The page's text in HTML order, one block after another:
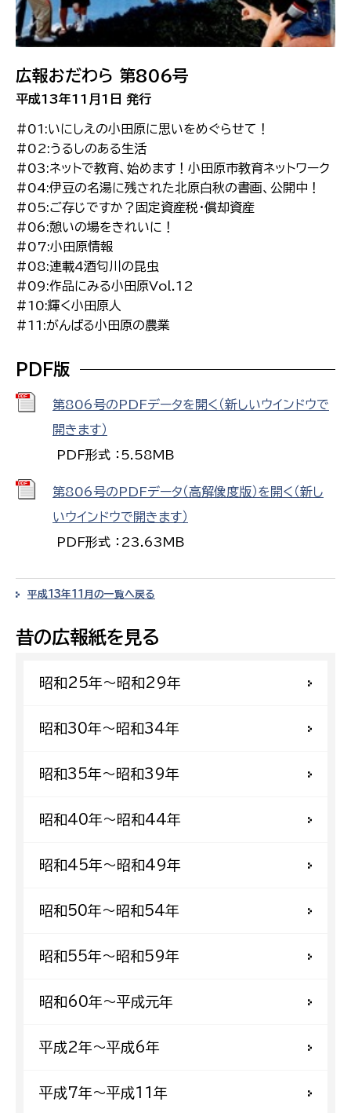
昔の広報紙を見る
昭和25年〜昭和29年
昭和30年〜昭和34年
昭和35年〜昭和39年
昭和40年〜昭和44年
昭和45年〜昭和49年
昭和50年〜昭和54年
昭和55年〜昭和59年
昭和60年〜平成元年
平成2年〜平成6年
平成7年〜平成11年
広報おだわら 第806号
平成13年11月1日 発行
#01:いにしえの小田原に思いをめぐらせて！
#02:うるしのある生活
#03:ネットで教育、始めます！小田原市教育ネットワーク
#04:伊豆の名湯に残された北原白秋の書画、公開中！
#05:ご存じですか？固定資産税・償却資産
#06:憩いの場をきれいに！
#07:小田原情報
#08:連載4酒匂川の昆虫
#09:作品にみる小田原Vol.12
#10:輝く小田原人
#11:がんばる小田原の農業
PDF版
第806号のPDFデータを開く（新しいウインドウで
開きます）
PDF形式 ：5.58MB
第806号のPDFデータ（高解像度版）を開く（新し
いウインドウで開きます）
PDF形式 ：23.63MB
平成13年11月の一覧へ戻る